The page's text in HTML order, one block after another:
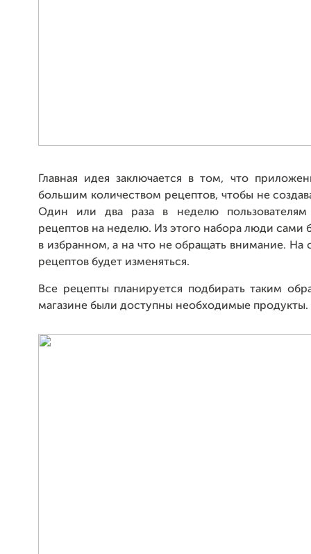
Главная идея заключается в том, что
большим количеством рецептов, чтобы не
Один или два раза в неделю пользователям
рецептов на неделю. Из этого набора люди сами
в избранном, а на что не обращать внимание.
рецептов будет изменяться.
Все рецепты планируется подбирать таким
магазине были доступны необходимые продукты.